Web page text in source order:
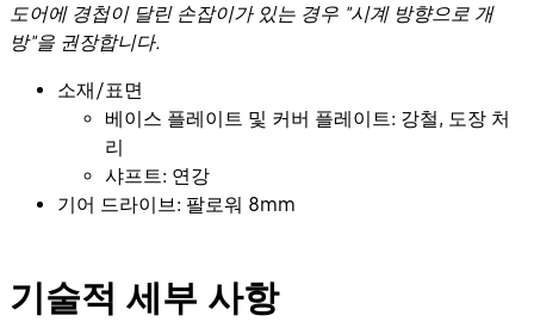
도어에 경첩이 달린 손잡이가 있는 경우 "시계 방향으로 개
방"을 권장합니다.
소재/표면
베이스 플레이트 및 커버 플레이트: 강철, 도장 처
리
샤프트: 연강
기어 드라이브: 팔로워 8mm
기술적 세부 사항